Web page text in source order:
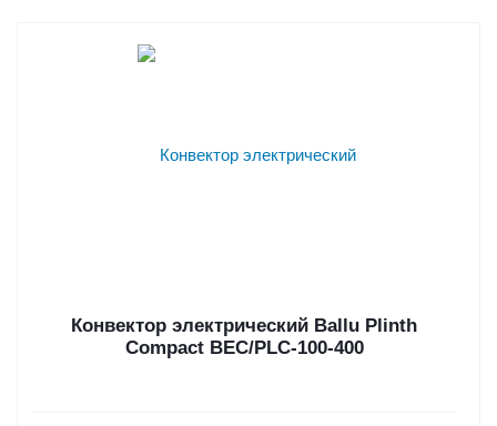
Конвектор электрический Ballu Plinth
Compact BEC/PLC-100-400